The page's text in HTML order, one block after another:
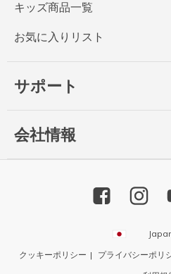
キッズ商品一覧
お気に入りリスト
サポート
会社情報
クッキーポリシー プライバシーポリ